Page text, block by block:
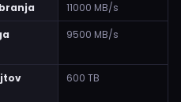
11000 MB/s
9500 MB/s
600 TB